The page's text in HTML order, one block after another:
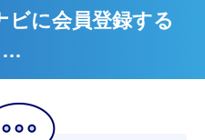
ビに会員登録する
…